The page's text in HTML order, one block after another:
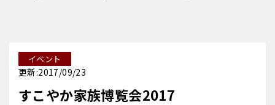
イベント
更新:2017/09/23
すこやか家族博覧会2017